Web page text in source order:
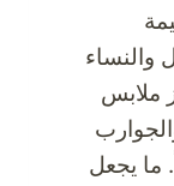
والنساء
ملابس
ما يجعل